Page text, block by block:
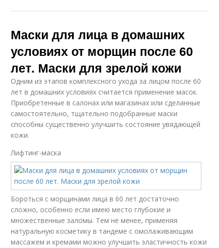
Маски для лица в домашних
условиях от морщин после 60
лет. Маски для зрелой кожи
Одним из этапов комплексного ухода за лицом после 60
лет в домашних условиях считается применение масок.
Приобретенные в салонах или магазинах или сделанные
самостоятельно, тщательно подобранные маски
способны существенно улучшить состояние увядающей
кожи.
Лифтинг-маска
Бороться с морщинами лица в 60 лет достаточно
сложно, особенно если имею место глубокие и
множественные заломы. Тем не менее, применяя
натуральную косметику в тандеме с омолаживающим
массажем и кремами можно улучшить эластичность кожи